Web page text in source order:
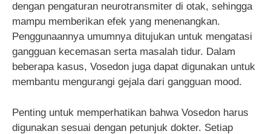
dengan pengaturan neurotransmiter di otak, sehingga
mampu memberikan efek yang menenangkan.
Penggunaannya umumnya ditujukan untuk mengatasi
gangguan kecemasan serta masalah tidur. Dalam
beberapa kasus, Vosedon juga dapat digunakan untuk
membantu mengurangi gejala dari gangguan mood.
Penting untuk memperhatikan bahwa Vosedon harus
digunakan sesuai dengan petunjuk dokter. Setiap